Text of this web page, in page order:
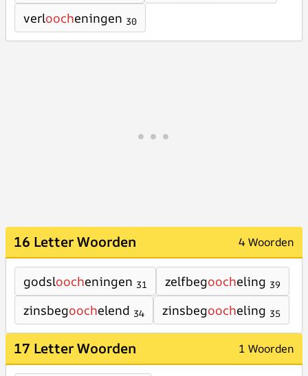
verloocheningen 30
16 Letter Woorden 4 Woorden
godsloocheningen 31 zelfbegoocheling 39
zinsbegoochelend 34 zinsbegoocheling 35
17 Letter Woorden 1 Woorden